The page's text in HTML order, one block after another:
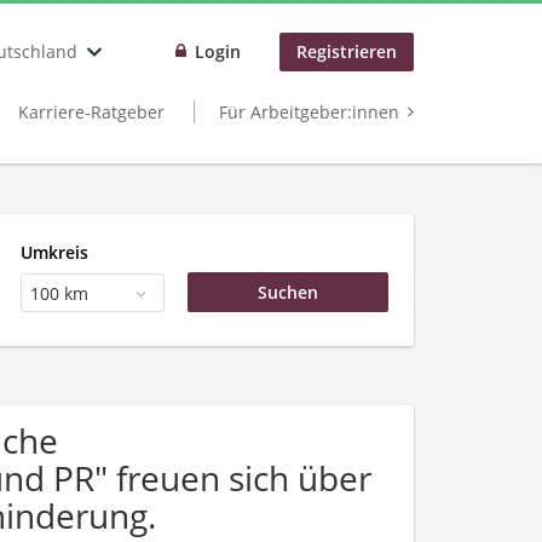
Login Registrieren
Karriere-Ratgeber Für Arbeitgeber:innen
Umkreis
100 km
PR" freuen sich über